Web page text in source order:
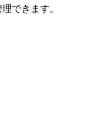
理できます。